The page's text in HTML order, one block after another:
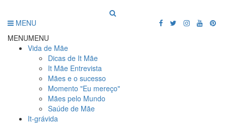
MENU
MENUMENU
Vida de Mãe
Dicas de It Mãe
It Mãe Entrevista
Mães e o sucesso
Momento "Eu mereço"
Mães pelo Mundo
Saúde de Mãe
It-grávida